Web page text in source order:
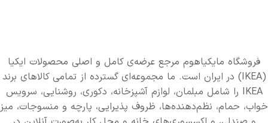
فروشگاه مایکیاهوم مرجع عرضه‌ی کامل و اصلی محصولات ایکیا
(IKEA) در ایران است. ما مجموعه‌ای گسترده از تمامی کالاهای برند
IKEA را شامل مبلمان، لوازم آشپزخانه، دکوری، روشنایی، سرویس
خواب، حمام، نظم‌دهنده‌ها، ظروف پذیرایی، پارچه و منسوجات، میز